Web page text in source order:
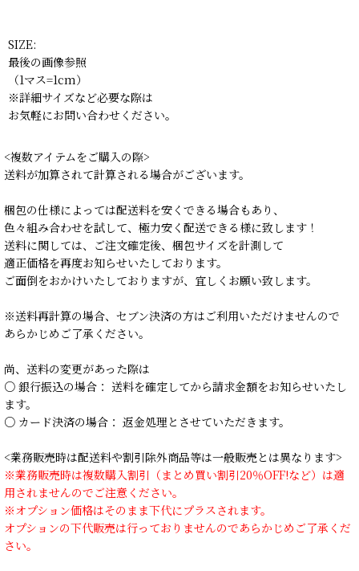
SIZE:
最後の画像参照
（1マス=1cm）
※詳細サイズなど必要な際は
お気軽にお問い合わせください。
<複数アイテムをご購入の際>
送料が加算されて計算される場合がございます。
梱包の仕様によっては配送料を安くできる場合もあり、
色々組み合わせを試して、極力安く配送できる様に致します！
送料に関しては、ご注文確定後、梱包サイズを計測して
適正価格を再度お知らせいたしております。
ご面倒をおかけいたしておりますが、宜しくお願い致します。
※送料再計算の場合、セブン決済の方はご利用いただけませんので
あらかじめご了承ください。
尚、送料の変更があった際は
○ 銀行振込の場合： 送料を確定してから請求金額をお知らせいたし
ます。
○ カード決済の場合： 返金処理とさせていただきます。
<業務販売時は配送料や割引除外商品等は一般販売とは異なります>
※業務販売時は複数購入割引（まとめ買い割引20％OFF!など）は適
用されませんのでご注意ください。
※オプション価格はそのまま下代にプラスされます。
オプションの下代販売は行っておりませんのであらかじめご了承くだ
さい。